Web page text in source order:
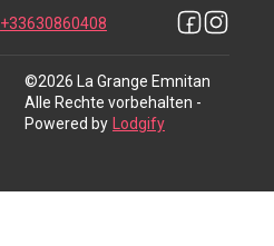
+33630860408
©2026
La Grange Emnitan
Alle Rechte vorbehalten -
Powered by
Lodgify